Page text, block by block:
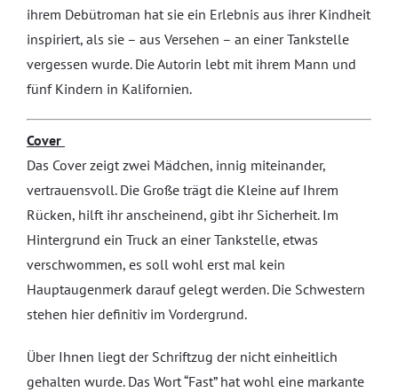
ihrem Debütroman hat sie ein Erlebnis aus ihrer Kindheit
inspiriert, als sie – aus Versehen – an einer Tankstelle
vergessen wurde. Die Autorin lebt mit ihrem Mann und
fünf Kindern in Kalifornien.
Cover
Das Cover zeigt zwei Mädchen, innig miteinander,
vertrauensvoll. Die Große trägt die Kleine auf Ihrem
Rücken, hilft ihr anscheinend, gibt ihr Sicherheit. Im
Hintergrund ein Truck an einer Tankstelle, etwas
verschwommen, es soll wohl erst mal kein
Hauptaugenmerk darauf gelegt werden. Die Schwestern
stehen hier definitiv im Vordergrund.
Über Ihnen liegt der Schriftzug der nicht einheitlich
gehalten wurde. Das Wort “Fast” hat wohl eine markante